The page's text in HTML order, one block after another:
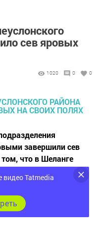
сев яровых
1020 0 0
завершили сев
что в Шеланге
на последних
к ним. На том
Управления
сеялочный
видео Tatmedia